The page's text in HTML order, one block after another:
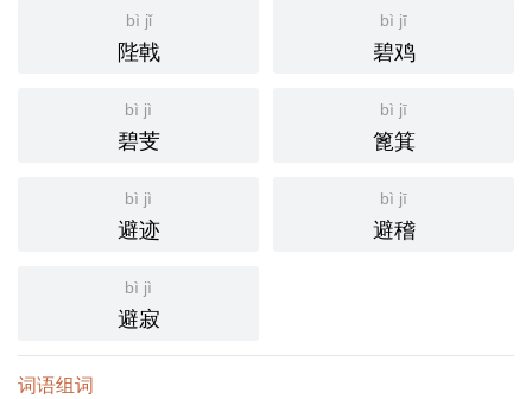
bì jǐ
陛戟
bì jī
碧鸡
bì jì
碧芰
bì jī
篦箕
bì jì
避迹
bì jī
避稽
bì jì
避寂
词语组词